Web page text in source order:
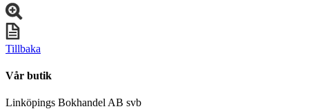
Tillbaka
Vår butik
Linköpings Bokhandel AB svb